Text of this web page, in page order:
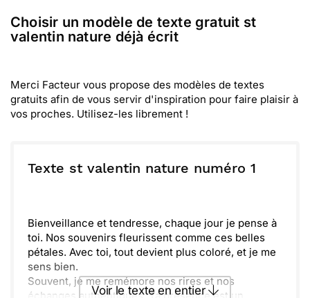
Choisir un modèle de texte gratuit st
valentin nature déjà écrit
Merci Facteur vous propose des modèles de textes
gratuits afin de vous servir d'inspiration pour faire plaisir à
vos proches. Utilisez-les librement !
Texte st valentin nature numéro 1
Bienveillance et tendresse, chaque jour je pense à
toi. Nos souvenirs fleurissent comme ces belles
pétales. Avec toi, tout devient plus coloré, et je me
sens bien.
Souvent, je me remémore nos rires et nos
Voir le texte en entier